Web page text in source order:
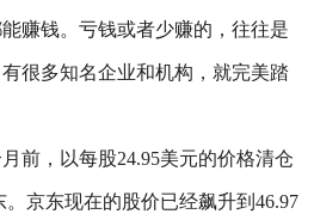
赚钱。亏钱或者少赚的，往往是
很多知名企业和机构，就完美踏
前，以每股24.95美元的价格清仓
京东现在的股价已经飙升到46.97